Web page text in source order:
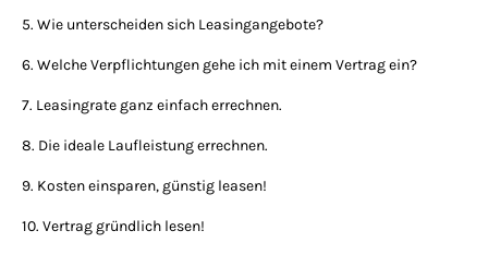
5. Wie unterscheiden sich Leasingangebote?
6. Welche Verpflichtungen gehe ich mit einem Vertrag ein?
7. Leasingrate ganz einfach errechnen.
8. Die ideale Laufleistung errechnen.
9. Kosten einsparen, günstig leasen!
10. Vertrag gründlich lesen!